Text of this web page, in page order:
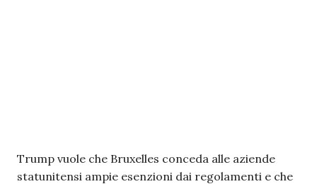
Trump vuole che Bruxelles conceda alle aziende
statunitensi ampie esenzioni dai regolamenti e che